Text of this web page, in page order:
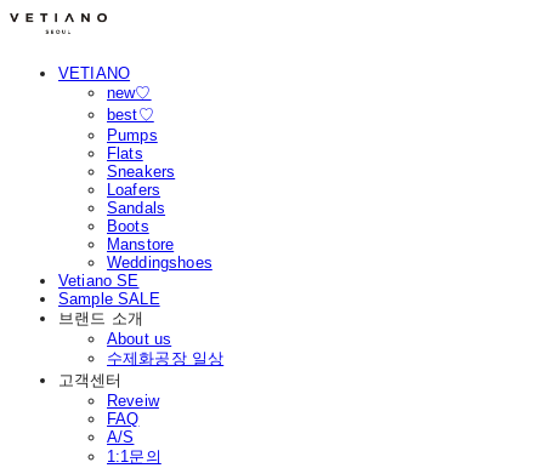
VETIANO
new♡
best♡
Pumps
Flats
Sneakers
Loafers
Sandals
Boots
Manstore
Weddingshoes
Vetiano SE
Sample SALE
브랜드 소개
About us
수제화공장 일상
고객센터
Reveiw
FAQ
A/S
1:1문의